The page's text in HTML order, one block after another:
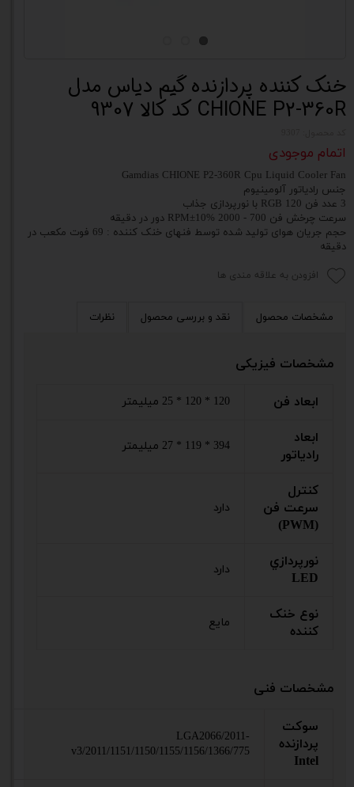
خنک کننده پردازنده گیم دیاس مدل
CHIONE P2-360R کد کالا 9307
اتمام موجودی
Gamdias CHIONE P2-360R Cpu Liquid Cooler Fan
جنس رادیاتور آلومینیوم
3 عدد فن 120 RGB با نورپردازی جذاب
سرعت چرخش فن 700 - 2000 RPM±10% دور در دقیقه
حجم جریان هوای تولید شده توسط فنهای خنک کننده : 69 فوت مکعب در
دقیقه
افزودن به علاقه مندی ها
مشخصات محصول نقد و بررسی محصول نظرات
مشخصات فیزیکی
ابعاد فن 120 * 120 * 25 میلیمتر
ابعاد
رادیاتور
394 * 119 * 27 میلیمتر
کنترل
سرعت فن
(PWM)
دارد
نورپردازي
LED
دارد
نوع خنک
کننده
مایع
مشخصات فنی
سوکت
پردازنده
Intel
LGA2066/2011-
v3/2011/1151/1150/1155/1156/1366/775